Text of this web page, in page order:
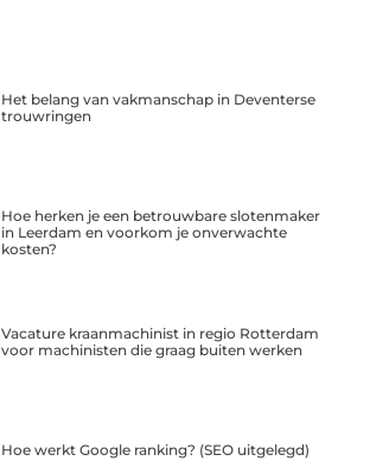
Het belang van vakmanschap in Deventerse
trouwringen
Hoe herken je een betrouwbare slotenmaker
in Leerdam en voorkom je onverwachte
kosten?
Vacature kraanmachinist in regio Rotterdam
voor machinisten die graag buiten werken
Hoe werkt Google ranking? (SEO uitgelegd)